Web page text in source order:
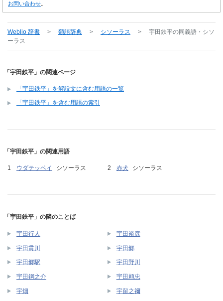
お問い合わせ
Weblio 辞書 > 類語辞典 > シソーラス > 宇田鉄平の同義語・シソ
ーラス
「宇田鉄平」の関連ページ
「宇田鉄平」を解説文に含む用語の一覧
「宇田鉄平」を含む用語の索引
「宇田鉄平」の関連用語
ウダテッペイ シソーラス 赤犬 シソーラス
「宇田鉄平」の隣のことば
宇田行人 宇田裕彦
宇田貫川 宇田郷
宇田郷駅 宇田野川
宇田鋼之介 宇田頼忠
宇畑 宇留之禰